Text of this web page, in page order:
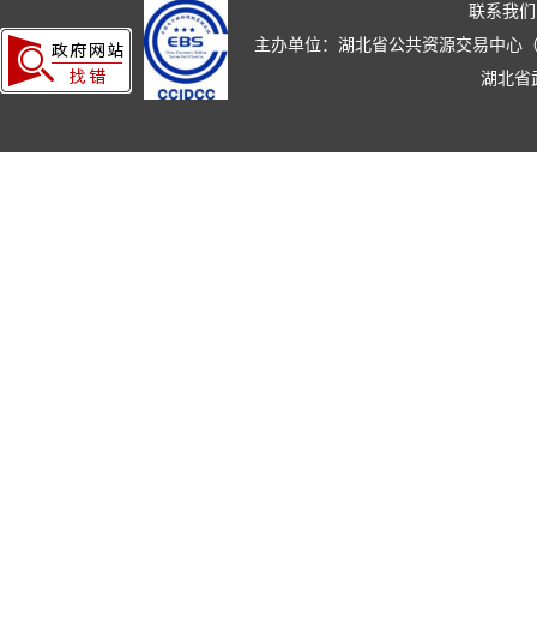
联系我们
主办单位：湖北省公共资源交易中心
湖北省